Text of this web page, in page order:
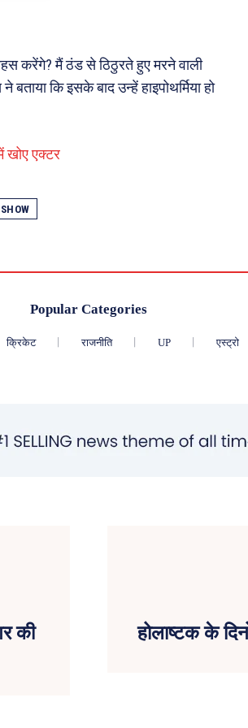
करेंगे? मैं ठंड से ठिठुरते हुए मरने वाली
कि इसके बाद उन्हें हाइपोथर्मिया हो
खोए एक्टर
Popular Categories
क्रिकेट राजनीति UP एस्ट्रो
की
होलाष्टक के